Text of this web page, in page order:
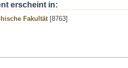
erscheint in:
Fakultät[8763]